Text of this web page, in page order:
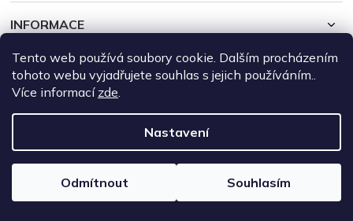
Tento web používá soubory cookie. Dalším procházením
tohoto webu vyjadřujete souhlas s jejich používáním..
Více informací zde.
Nastavení
Odmítnout Souhlasím
INFORMACE
MŮJ ÚČET
Copyright 2026DroneRepublic.cz. Všechna práva vyhrazena.
Upravit nastavení cookies